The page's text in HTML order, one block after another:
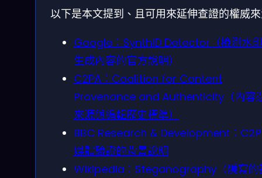
以下是本文提到、且可用來延伸查證的權威
Google：SynthID Detector（檢測水
生成內容的官方說明）
C2PA：Coalition for Content
Provenance and Authenticity（內容
來源與編輯歷史標準）
BBC Research & Development：
媒體驗證的背景說明
Wikipedia：Steganography（隱寫的